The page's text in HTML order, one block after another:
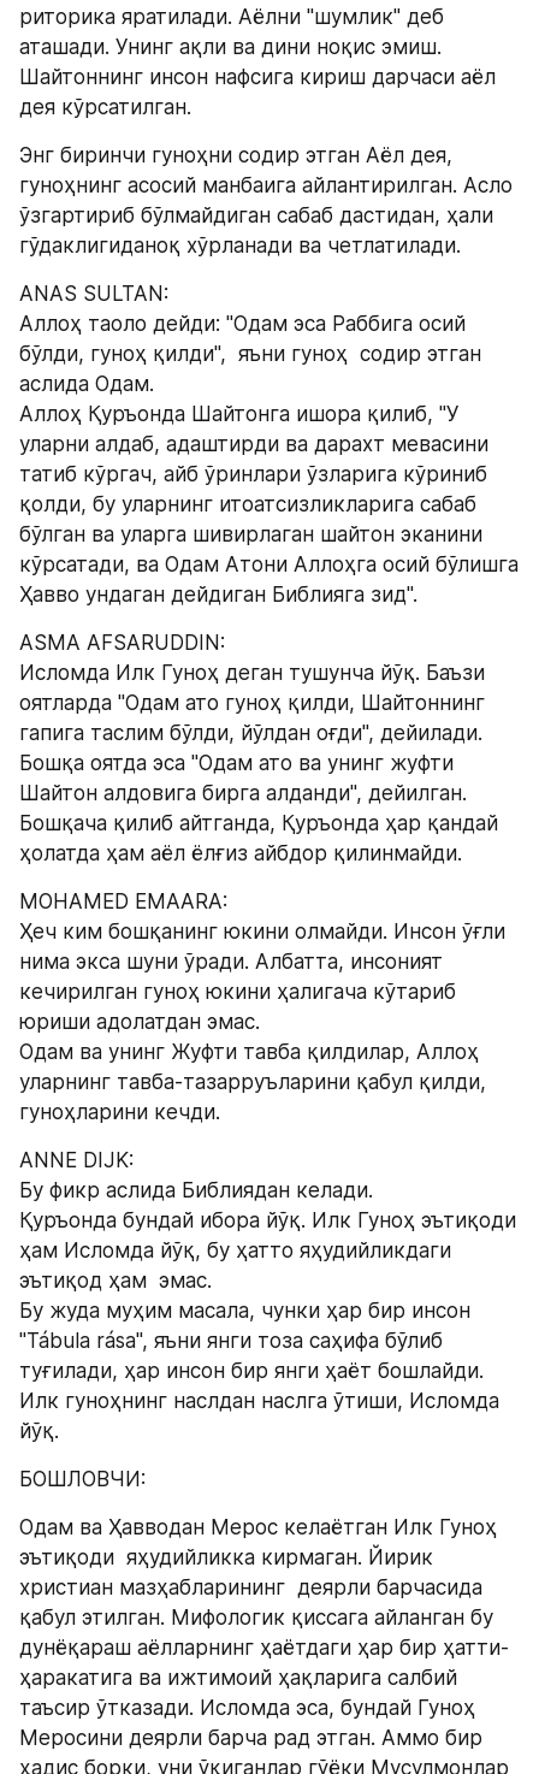
риторика яратилади. Aёлни "шумлик" деб
аташади. Унинг ақли ва дини ноқис эмиш.
Шайтоннинг инсон нафсига кириш дарчаси аёл
дея кўрсатилган.
Энг биринчи гуноҳни содир этган Аёл дея,
гуноҳнинг асосий манбаига айлантирилган. Асло
ўзгартириб бўлмайдиган сабаб дастидан, ҳали
гўдаклигиданоқ хўрланади ва четлатилади.
ANAS SULTAN:
Аллоҳ таоло дейди: "Одам эса Раббига осий
бўлди, гуноҳ қилди",  яъни гуноҳ  содир этган
аслида Одам.
Аллоҳ Қуръонда Шайтонга ишора қилиб, "У
уларни алдаб, адаштирди ва дарахт мевасини
татиб кўргач, айб ўринлари ўзларига кўриниб
қолди, бу уларнинг итоатсизликларига сабаб
бўлган ва уларга шивирлаган шайтон эканини
кўрсатади, ва Одам Атони Аллоҳга осий бўлишга
Ҳавво ундаган дейдиган Библияга зид".
ASMA AFSARUDDIN:
Исломда Илк Гуноҳ деган тушунча йўқ. Баъзи
оятларда "Одам ато гуноҳ қилди, Шайтоннинг
гапига таслим бўлди, йўлдан оғди", дейилади.
Бошқа оятда эса "Одам ато ва унинг жуфти
Шайтон алдовига бирга алданди", дейилган.
Бошқача қилиб айтганда, Қуръонда ҳар қандай
ҳолатда ҳам аёл ёлғиз айбдор қилинмайди.
MOHAMED EMAARA:
Ҳеч ким бошқанинг юкини олмайди. Инсон ўғли
нима экса шуни ўради. Албатта, инсоният
кечирилган гуноҳ юкини ҳалигача кўтариб
юриши адолатдан эмас.
Одам ва унинг Жуфти тавба қилдилар, Аллоҳ
уларнинг тавба-тазарруъларини қабул қилди,
гуноҳларини кечди.
ANNE DIJK:
Бу фикр аслида Библиядан келади.
Қуръонда бундай ибора йўқ. Илк Гуноҳ эътиқоди
ҳам Исломда йўқ, бу ҳатто яҳудийликдаги
эътиқод ҳам  эмас.
Бу жуда муҳим масала, чунки ҳар бир инсон
"Tábula rása", яъни янги тоза саҳифа бўлиб
туғилади, ҳар инсон бир янги ҳаёт бошлайди.
Илк гуноҳнинг наслдан наслга ўтиши, Исломда
йўқ.
БОШЛОВЧИ:
Одам ва Ҳавводан Мерос келаётган Илк Гуноҳ
эътиқоди  яҳудийликка кирмаган. Йирик
христиан мазҳабларининг  деярли барчасида
қабул этилган. Мифологик қиссага айланган бу
дунёқараш аёлларнинг ҳаётдаги ҳар бир ҳатти-
ҳаракатига ва ижтимоий ҳақларига салбий
таъсир ўтказади. Исломда эса, бундай Гуноҳ
Меросини деярли барча рад этган. Аммо бир
ҳадис борки, уни ўқиганлар гўёки Мусулмонлар